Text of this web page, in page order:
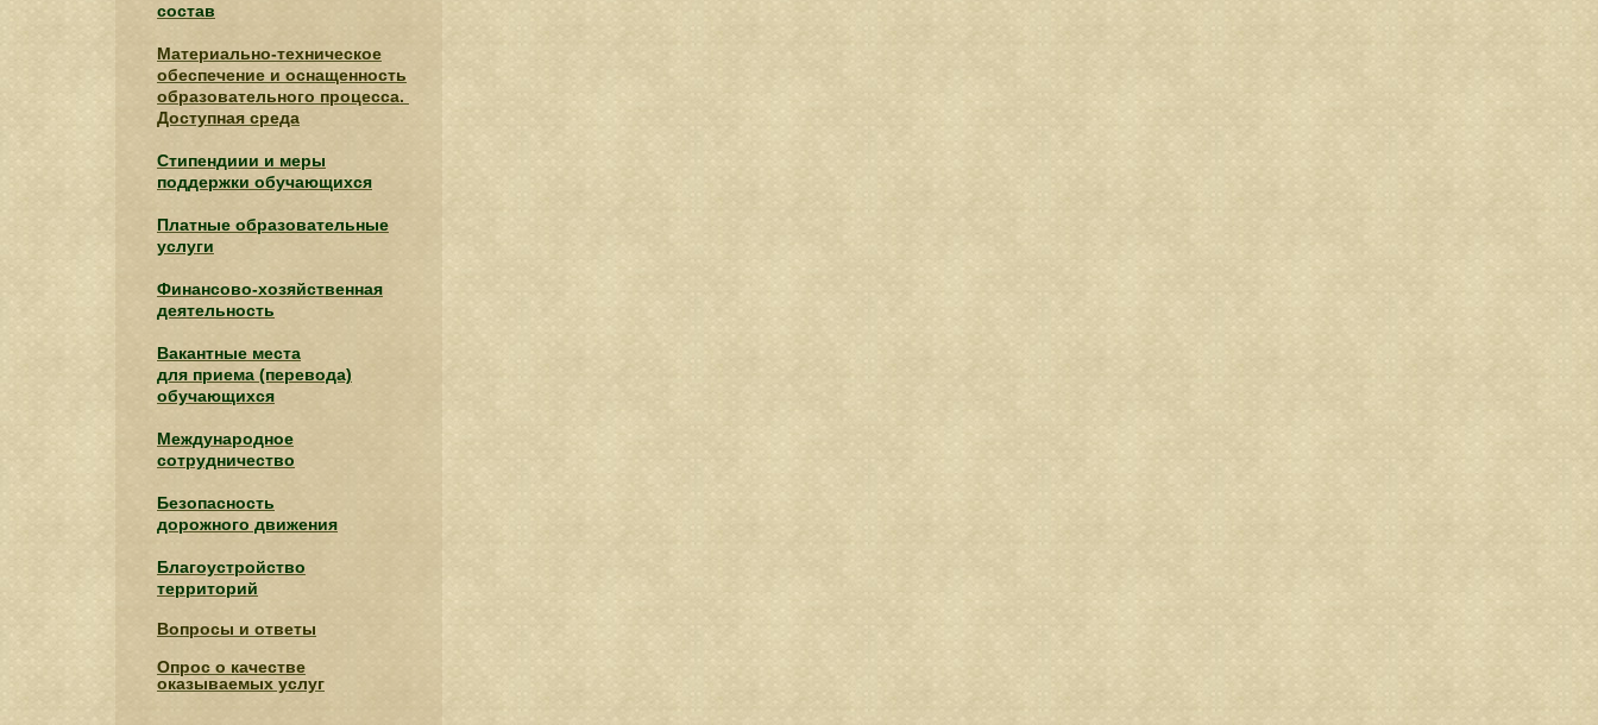
состав
Материально-техническое
обеспечение и оснащенность
образовательного процесса.
Доступная среда
Стипендиии и меры
поддержки обучающихся
Платные образовательные
услуги
Финансово-хозяйственная
деятельность
Вакантные места
для приема (перевода)
обучающихся
Международное
сотрудничество
Безопасность
дорожного движения
Благоустройство
территорий
Вопросы и ответы
Опрос о качестве
оказываемых услуг